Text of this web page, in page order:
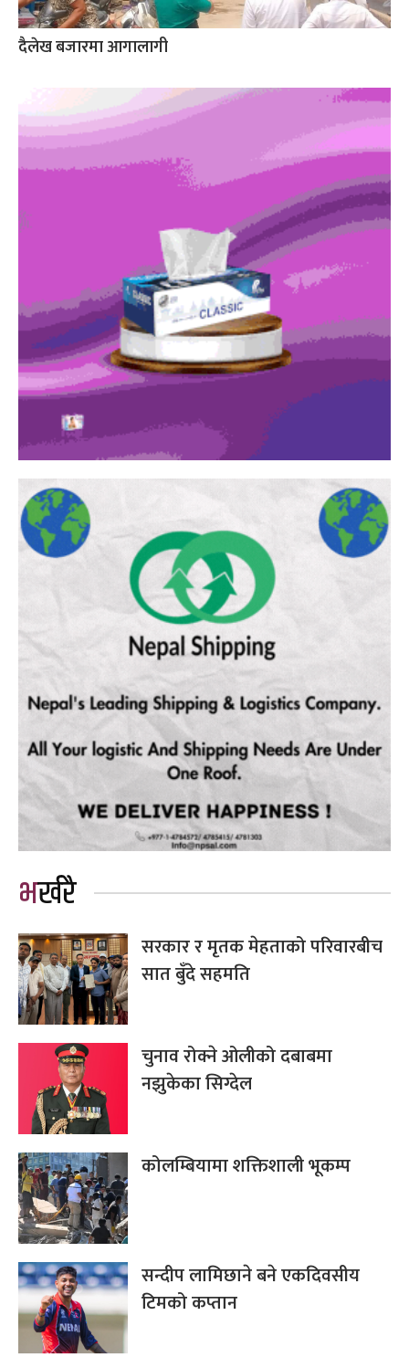
दैलेख बजारमा आगालागी
भर्खरै
सरकार र मृतक मेहताको परिवारबीच
सात बुँदे सहमति
चुनाव रोक्ने ओलीको दबाबमा
नझुकेका सिग्देल
कोलम्बियामा शक्तिशाली भूकम्प
सन्दीप लामिछाने बने एकदिवसीय
टिमको कप्तान